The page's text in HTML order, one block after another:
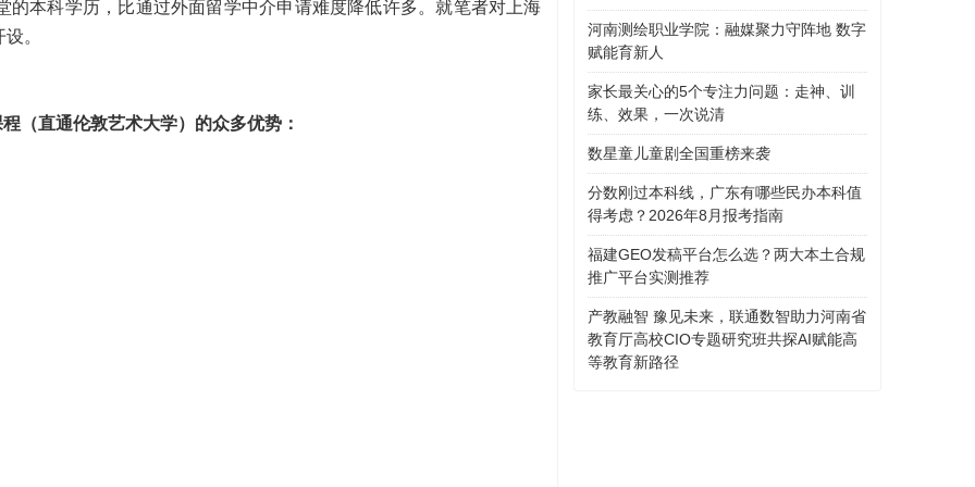
本科学历，比通过外面留学中介申请难度降低许多。就笔者对上海
。
（直通伦敦艺术大学） 的众多优势：
河南测绘职业学院：融媒聚力守阵地 数字
赋能育新人
家长最关心的5个专注力问题：走神、训
练、效果，一次说清
数星童儿童剧全国重榜来袭
分数刚过本科线，广东有哪些民办本科值
得考虑？2026年8月报考指南
福建GEO发稿平台怎么选？两大本土合规
推广平台实测推荐
产教融智 豫见未来，联通数智助力河南省
教育厅高校CIO专题研究班共探AI赋能高
等教育新路径